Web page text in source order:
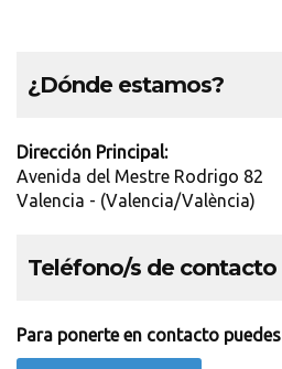
¿Dónde estamos?
Dirección Principal:
Avenida del Mestre Rodrigo 82
Valencia - (Valencia/València)
Teléfono/s de contacto
Para ponerte en contacto